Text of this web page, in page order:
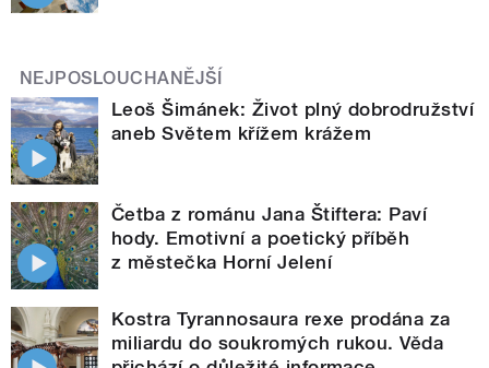
NEJPOSLOUCHANĚJŠÍ
Leoš Šimánek: Život plný dobrodružství
aneb Světem křížem krážem
Četba z románu Jana Štiftera: Paví
hody. Emotivní a poetický příběh
z městečka Horní Jelení
Kostra Tyrannosaura rexe prodána za
miliardu do soukromých rukou. Věda